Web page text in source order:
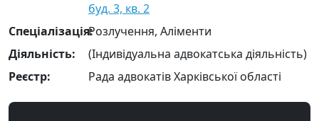
буд. 3, кв. 2
Cпеціалізація:Розлучення, Аліменти
Діяльність:
(Індивідуальна адвокатська діяльність)
Реєстр:
Рада адвокатів Харківської області